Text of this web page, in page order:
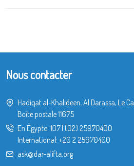
Nous contacter
Hadiqat al-Khalideen, Al Darassa, Le
Boîte postale 11675
En Égypte: 107 (02) 25970400
International: +20 2 25970400
ask@dar-alifta.org